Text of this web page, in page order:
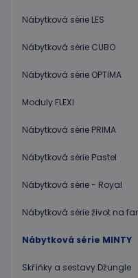
Nábytková série LES
Nábytková série CUBO
Nábytková série OPTIMA
Moduly FLEXI
Nábytková série PRIMA
Nábytková série Pastel
Nábytková série - Royal
Nábytková série život na
Nábytková série MINTY
Skříňky a sestavy Džungle